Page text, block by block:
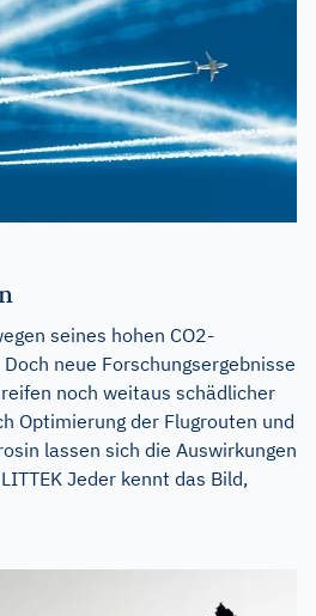
seines hohen CO2-
neue Forschungsergebnisse
noch weitaus schädlicher
Optimierung der Flugrouten und
lassen sich die Auswirkungen
Jeder kennt das Bild,